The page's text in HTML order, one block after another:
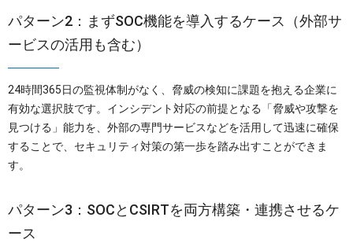
パターン2：まずSOC機能を導入するケース（外部サ
ービスの活用も含む）
24時間365日の監視体制がなく、脅威の検知に課題を抱える企業に
有効な選択肢です。インシデント対応の前提となる「脅威や攻撃を
見つける」能力を、外部の専門サービスなどを活用して迅速に確保
することで、セキュリティ対策の第一歩を踏み出すことができま
す。
パターン3：SOCとCSIRTを両方構築・連携させるケ
ース